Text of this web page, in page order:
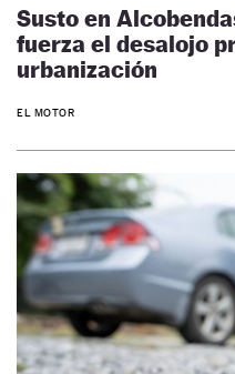
Susto en
fuerza el desalojo
urbanización
EL MOTOR